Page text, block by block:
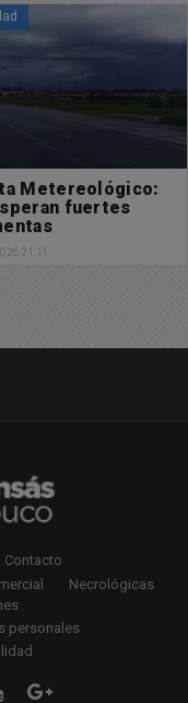
penalmente a
de
molesto y
18:51
Contacto
Necrológicas
personales